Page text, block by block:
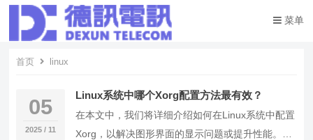
菜单
首页 linux
05
2025 / 11
Linux系统中哪个Xorg配置方法最有效？
在本文中，我们将详细介绍如何在Linux系统中配置
Xorg，以解决图形界面的显示问题或提升性能。